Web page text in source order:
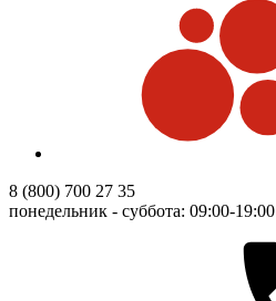
8 (800) 700 27 35
понедельник - суббота: 09:00-19:00